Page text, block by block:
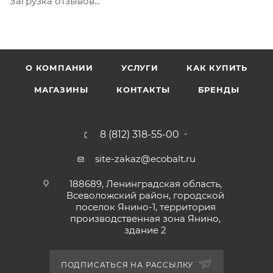
декоративного эффекта рекомендуется двукратное
или многократное нанесение с промежуточной
слой, 100 г/м² второй слой Хранение: В плотно
Допускается замораживание до -15°С, но не более 5
циклов замораживания-оттаивания. Срок годности
24 месяца с даты изготовления.
О КОМПАНИИ УСЛУГИ КАК КУПИТЬ
МАГАЗИНЫ КОНТАКТЫ БРЕНДЫ
8 (812) 318-55-00
site-zakaz@ecobalt.ru
188689, Ленинградская область,
Всеволожский район, городской
поселок Янино-1, территория
производственная зона Янино,
здание 2
ПОДПИСАТЬСЯ НА РАССЫЛКУ